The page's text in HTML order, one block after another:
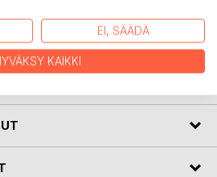
palkitseva läsnäolon
EI, SÄÄDÄ
KAIKKI